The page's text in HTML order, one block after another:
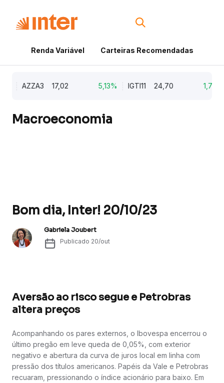
Renda Variável Carteiras Recomendadas
AZZA3 17,02 5,13% IGTI11 24,70 1,77%
Macroeconomia
Bom dia, Inter! 20/10/23
Gabriela Joubert
Publicado 20/out
Aversão ao risco segue e Petrobras
altera preços
Acompanhando os pares externos, o Ibovespa encerrou o
último pregão em leve queda de 0,05%, com exterior
negativo e abertura da curva de juros local em linha com
pressão dos títulos americanos. Papéis da Vale e Petrobras
recuaram, pressionando o índice acionário para baixo. Em